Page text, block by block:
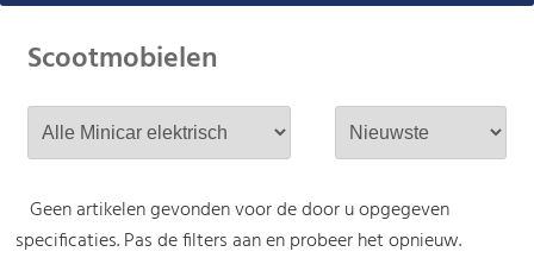
Scootmobielen
Geen artikelen gevonden voor de door u opgegeven
specificaties. Pas de filters aan en probeer het opnieuw.